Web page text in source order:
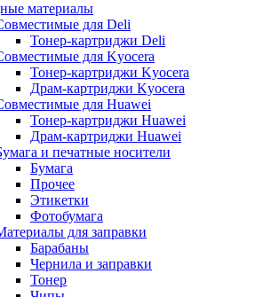
материалы
для Deli
Тонер-картриджи Deli
для Kyocera
Тонер-картриджи Kyocera
Драм-картриджи Kyocera
для Huawei
Тонер-картриджи Huawei
Драм-картриджи Huawei
и печатные носители
Бумага
Прочее
Этикетки
Фотобумага
для заправки
Барабаны
Чернила и заправки
Тонер